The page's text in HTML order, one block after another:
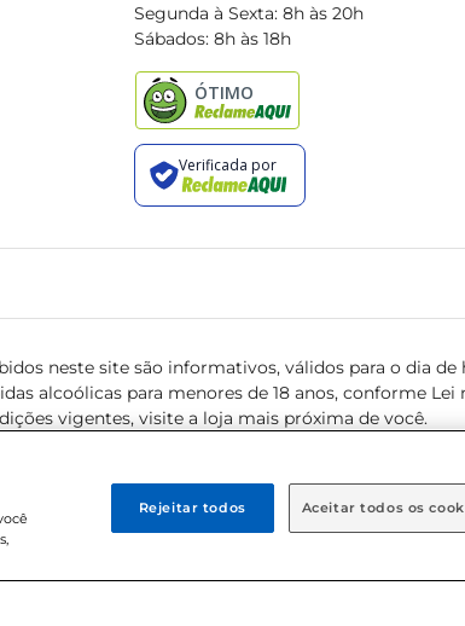
Segunda à Sexta: 8h às 20h
Sábados: 8h às 18h
neste site são informativos, válidos para o dia de
alcoólicas para menores de 18 anos, conforme Lei
vigentes, visite a loja mais próxima de você.
Rejeitar todos Aceitar todos os